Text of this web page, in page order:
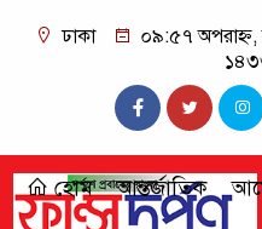
ঢাকা
০৯:৫৭ অপরাহ্ন,
হোম আন্তর্জাতিক